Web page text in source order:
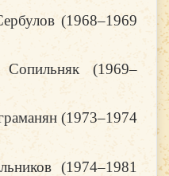
(1968–1969
Сопильняк (1969–
(1973–1974
(1974–1981